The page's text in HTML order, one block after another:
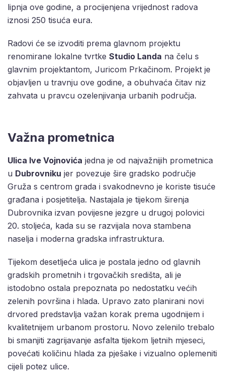
lipnja ove godine, a procijenjena vrijednost radova
iznosi 250 tisuća eura.
Radovi će se izvoditi prema glavnom projektu
renomirane lokalne tvrtke Studio Landa na čelu s
glavnim projektantom, Juricom Prkačinom. Projekt je
objavljen u travnju ove godine, a obuhvaća čitav niz
zahvata u pravcu ozelenjivanja urbanih područja.
Važna prometnica
Ulica Ive Vojnovića jedna je od najvažnijih prometnica
u Dubrovniku jer povezuje šire gradsko područje
Gruža s centrom grada i svakodnevno je koriste tisuće
građana i posjetitelja. Nastajala je tijekom širenja
Dubrovnika izvan povijesne jezgre u drugoj polovici
20. stoljeća, kada su se razvijala nova stambena
naselja i moderna gradska infrastruktura.
Tijekom desetljeća ulica je postala jedno od glavnih
gradskih prometnih i trgovačkih središta, ali je
istodobno ostala prepoznata po nedostatku većih
zelenih površina i hlada. Upravo zato planirani novi
drvored predstavlja važan korak prema ugodnijem i
kvalitetnijem urbanom prostoru. Novo zelenilo trebalo
bi smanjiti zagrijavanje asfalta tijekom ljetnih mjeseci,
povećati količinu hlada za pješake i vizualno oplemeniti
cijeli potez ulice.